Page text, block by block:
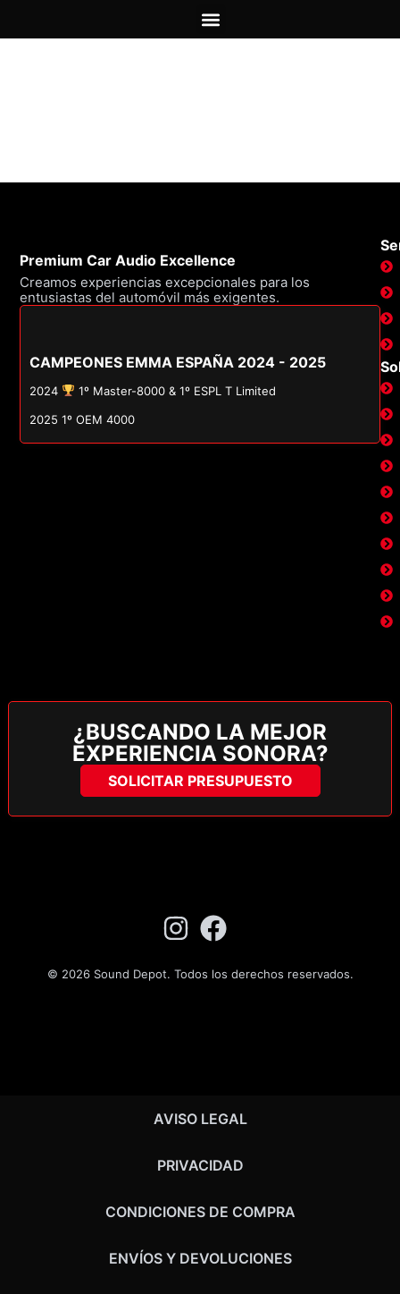
Premium Car Audio Excellence
Creamos experiencias excepcionales para los
entusiastas del automóvil más exigentes.
CAMPEONES EMMA ESPAÑA 2024 - 2025
2024
1º Master-8000 & 1º ESPL T Limited
2025 1º OEM 4000
¿BUSCANDO LA MEJOR
EXPERIENCIA SONORA?
SOLICITAR PRESUPUESTO
© 2026 Sound Depot. Todos los derechos reservados.
AVISO LEGAL
PRIVACIDAD
CONDICIONES DE COMPRA
ENVÍOS Y DEVOLUCIONES